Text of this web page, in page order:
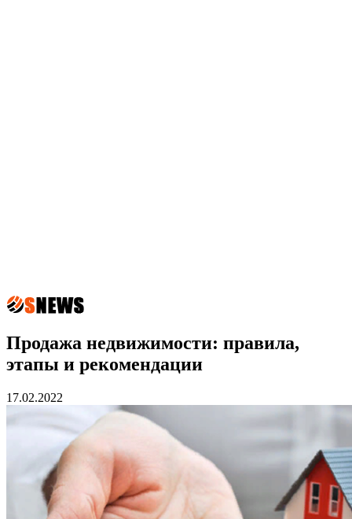
Продажа недвижимости: правила,
этапы и рекомендации
17.02.2022